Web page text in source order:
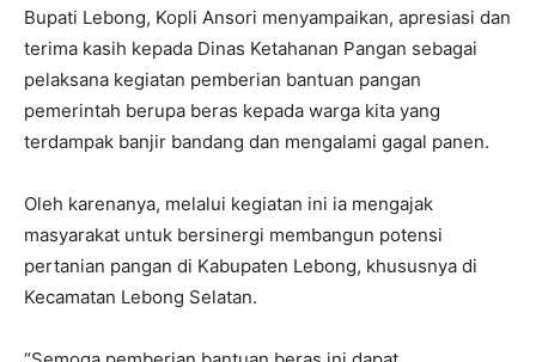
Bupati Lebong, Kopli Ansori menyampaikan, apresiasi dan
terima kasih kepada Dinas Ketahanan Pangan sebagai
pelaksana kegiatan pemberian bantuan pangan
pemerintah berupa beras kepada warga kita yang
terdampak banjir bandang dan mengalami gagal panen.
Oleh karenanya, melalui kegiatan ini ia mengajak
masyarakat untuk bersinergi membangun potensi
pertanian pangan di Kabupaten Lebong, khususnya di
Kecamatan Lebong Selatan.